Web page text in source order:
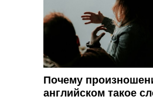
Почему
английском такое